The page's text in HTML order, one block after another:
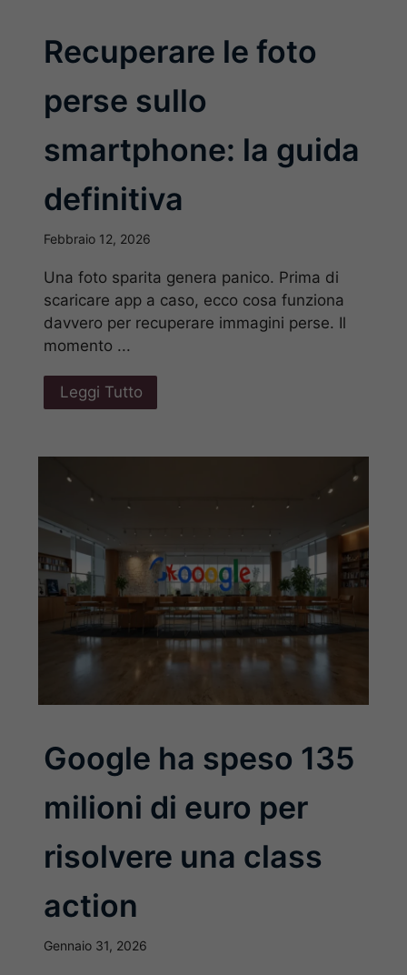
Recuperare le foto
perse sullo
smartphone: la guida
definitiva
Febbraio 12, 2026
Una foto sparita genera panico. Prima di
scaricare app a caso, ecco cosa funziona
davvero per recuperare immagini perse. Il
momento ...
Leggi Tutto
Google ha speso 135
milioni di euro per
risolvere una class
action
Gennaio 31, 2026